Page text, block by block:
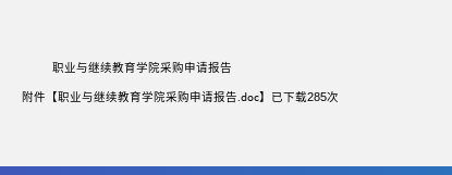
职业与继续教育学院采购申请报告
附件【职业与继续教育学院采购申请报告.doc】已下载285次